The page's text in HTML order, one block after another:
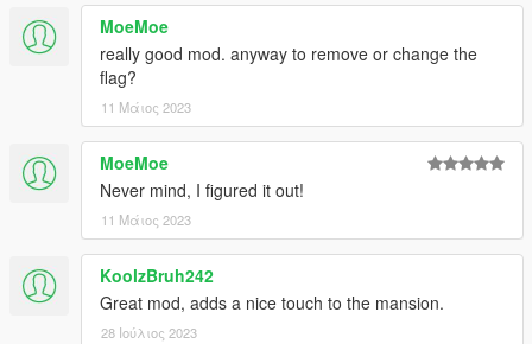
MoeMoe
really good mod. anyway to remove or change the
flag?
11 Μάιος 2023
MoeMoe
Never mind, I figured it out!
11 Μάιος 2023
KoolzBruh242
Great mod, adds a nice touch to the mansion.
28 Ιούλιος 2023